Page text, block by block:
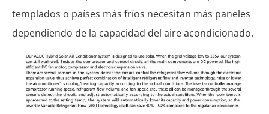
templados o países más fríos necesitan más paneles
dependiendo de la capacidad del aire acondicionado.